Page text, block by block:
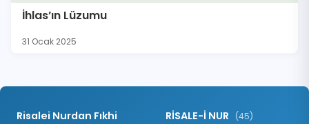
İhlas’ın Lüzumu
31 Ocak 2025
Risalei Nurdan Fıkhi
RİSALE-İ NUR (45)